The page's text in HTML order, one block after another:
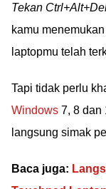
Tekan
kamu
laptopmu telah
Tapi tidak perlu
Windows 7, 8 dan
langsung simak
Baca juga: